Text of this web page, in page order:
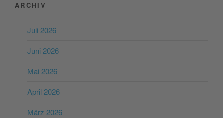
ARCHIV
Juli 2026
Juni 2026
Mai 2026
April 2026
März 2026